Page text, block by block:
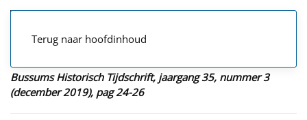
Terug naar hoofdinhoud
Bussums Historisch Tijdschrift, jaargang 35, nummer 3
(december 2019), pag 24-26